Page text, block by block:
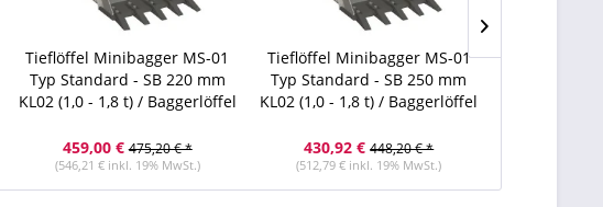
Tieflöffel Minibagger MS-01
Typ Standard - SB 220 mm
KL02 (1,0 - 1,8 t) / Baggerlöffel
459,00 € 475,20 € *
(546,21 € inkl. 19% MwSt.)
Tieflöffel Minibagger MS-01
Typ Standard - SB 250 mm
KL02 (1,0 - 1,8 t) / Baggerlöffel
430,92 € 448,20 € *
(512,79 € inkl. 19% MwSt.)